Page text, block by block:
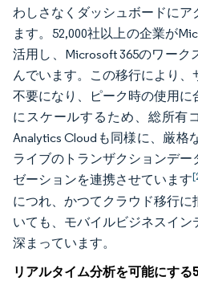
わしさなくダッシュボードに
ます。52,000社以上の企業が
活用し、Microsoft 365のワー
んでいます。この移行により
不要になり、ピーク時の使用
にスケールするため、総所有
Analytics Cloudも同様に、厳格
ライブのトランザクションデー
ゼーションを連携させています
につれ、かつてクラウド移行
いても、モバイルビジネスイ
深まっています。
リアルタイム分析を可能にす